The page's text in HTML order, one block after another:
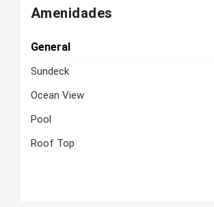
Amenidades
General
Sundeck
Ocean View
Pool
Roof Top